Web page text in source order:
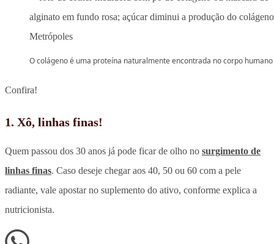
O colágeno é uma proteína naturalmente encontrada no corpo humano
Confira!
1. Xô, linhas finas!
Quem passou dos 30 anos já pode ficar de olho no surgimento de
linhas finas. Caso deseje chegar aos 40, 50 ou 60 com a pele
radiante, vale apostar no suplemento do ativo, conforme explica a
nutricionista.